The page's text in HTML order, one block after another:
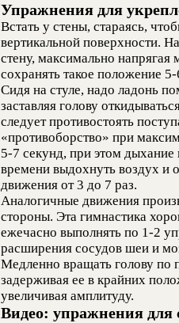
Упражнения для
Встать у стены, стараясь,
вертикальной поверхности.
стену, максимально
сохранять такое положение
Сидя на стуле, надо ладонь
заставляя голову
следует противостоять
«противоборство» при
5-7 секунд, при этом
времени выдохнуть воздух и
движения от 3 до 7 раз.
Аналогичные движения
стороны. Эта гимнастика
ежечасно выполнять по 1-2
расширения сосудов шеи и
Медленно вращать голову по
задерживая ее в крайних
увеличивая амплитуду.
Видео: упражнения